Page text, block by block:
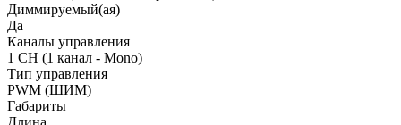
Диммируемый(ая)
Да
Каналы управления
1 CH (1 канал - Mono)
Тип управления
PWM (ШИМ)
Габариты
Длина